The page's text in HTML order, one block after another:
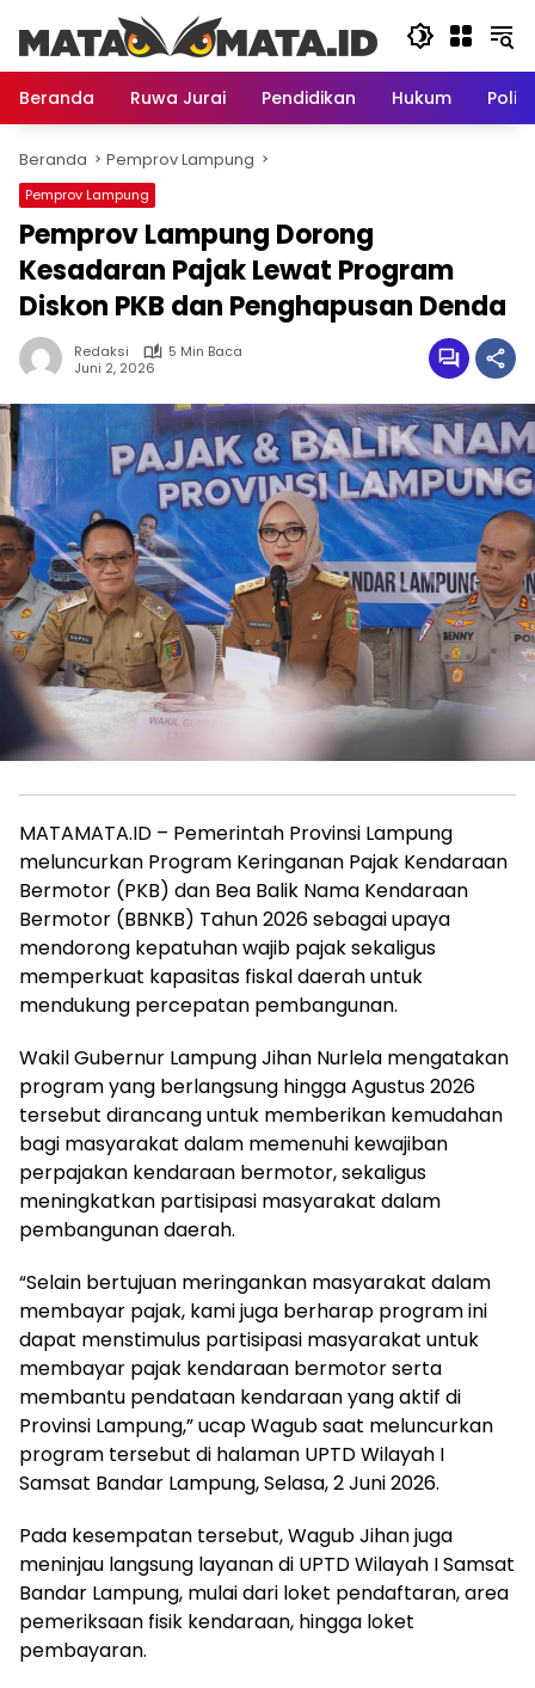
konten
Beranda
Ruwa Jurai Pendidikan Hukum
Beranda Pemprov Lampung
Pemprov Lampung
Pemprov Lampung Dorong
Kesadaran Pajak Lewat Program
Diskon PKB dan Penghapusan Denda
Redaksi
5 Min Baca
Juni 2, 2026
MATAMATA.ID – Pemerintah Provinsi Lampung
meluncurkan Program Keringanan Pajak Kendaraan
Bermotor (PKB) dan Bea Balik Nama Kendaraan
Bermotor (BBNKB) Tahun 2026 sebagai upaya
mendorong kepatuhan wajib pajak sekaligus
memperkuat kapasitas fiskal daerah untuk
mendukung percepatan pembangunan.
Wakil Gubernur Lampung Jihan Nurlela mengatakan
program yang berlangsung hingga Agustus 2026
tersebut dirancang untuk memberikan kemudahan
bagi masyarakat dalam memenuhi kewajiban
perpajakan kendaraan bermotor, sekaligus
meningkatkan partisipasi masyarakat dalam
pembangunan daerah.
“Selain bertujuan meringankan masyarakat dalam
membayar pajak, kami juga berharap program ini
dapat menstimulus partisipasi masyarakat untuk
membayar pajak kendaraan bermotor serta
membantu pendataan kendaraan yang aktif di
Provinsi Lampung,” ucap Wagub saat meluncurkan
program tersebut di halaman UPTD Wilayah I
Samsat Bandar Lampung, Selasa, 2 Juni 2026.
Pada kesempatan tersebut, Wagub Jihan juga
meninjau langsung layanan di UPTD Wilayah I Samsat
Bandar Lampung, mulai dari loket pendaftaran, area
pemeriksaan fisik kendaraan, hingga loket
pembayaran.